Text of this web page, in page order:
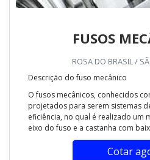
FUSOS
ROSA DO BRASIL /
Descrição do fuso mecânico
O fusos mecânicos, conhecidos
projetados para serem sistemas
eficiência, no qual é realizado um
eixo do fuso e a castanha com
Cotar